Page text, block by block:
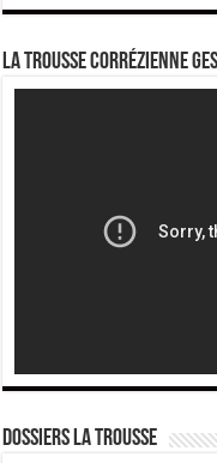
La Trousse corrézienne
Dossiers La Trousse